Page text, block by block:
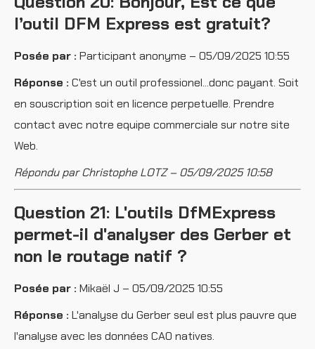
l’outil DFM Express est gratuit?
Posée par : Participant anonyme – 05/09/2025 10:55
Réponse : C'est un outil professionel...donc payant. Soit
en souscription soit en licence perpetuelle. Prendre
contact avec notre equipe commerciale sur notre site
Web.
Répondu par Christophe LOTZ – 05/09/2025 10:58
Question 21: L'outils DfMExpress
permet-il d'analyser des Gerber et
non le routage natif ?
Posée par : Mikaël J – 05/09/2025 10:55
Réponse : L'analyse du Gerber seul est plus pauvre que
l'analyse avec les données CAO natives.